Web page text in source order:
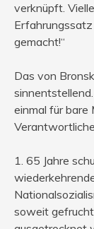
verknüpft.
gemacht!“
Das von
einmal für bare
1. 65 Jahre
soweit